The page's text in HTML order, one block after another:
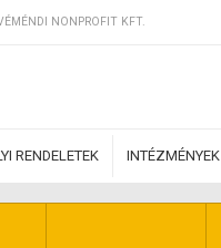
NONPROFIT KFT.
RENDELETEK INTÉZMÉNYEK